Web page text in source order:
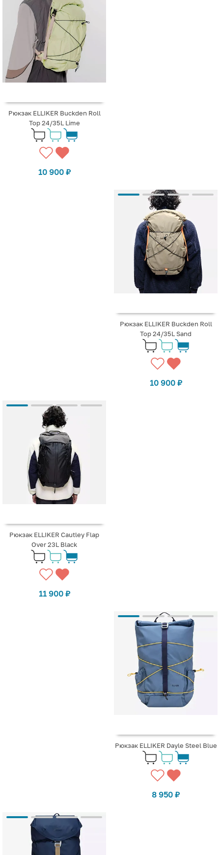
Рюкзак ELLIKER Buckden Roll
Top 24/35L Lime
10 900 ₽
Рюкзак ELLIKER Buckden Roll
Top 24/35L Sand
10 900 ₽
Рюкзак ELLIKER Cautley Flap
Over 23L Black
11 900 ₽
Рюкзак ELLIKER Dayle Steel Blue
8 950 ₽